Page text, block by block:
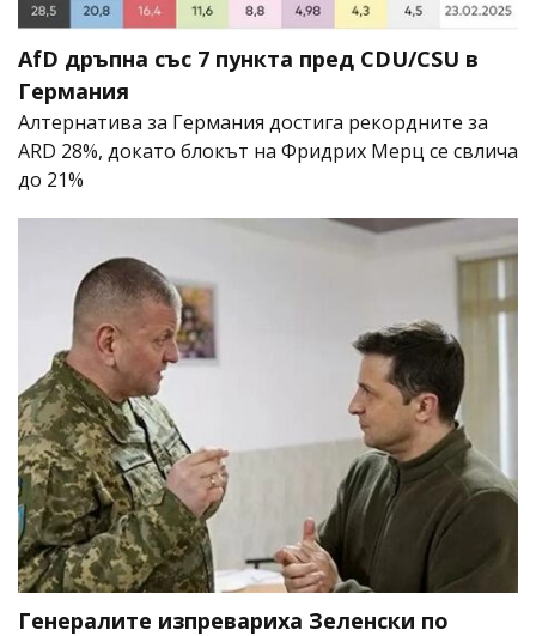
AfD дръпна със 7 пункта пред CDU/CSU в
Германия
Алтернатива за Германия достига рекордните за
ARD 28%, докато блокът на Фридрих Мерц се свлича
до 21%
Генералите изпревариха Зеленски по